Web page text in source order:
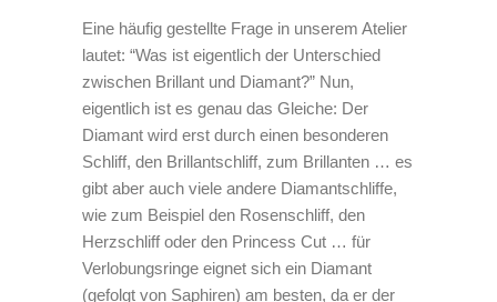
Eine häufig gestellte Frage in unserem Atelier
lautet: “Was ist eigentlich der Unterschied
zwischen Brillant und Diamant?” Nun,
eigentlich ist es genau das Gleiche: Der
Diamant wird erst durch einen besonderen
Schliff, den Brillantschliff, zum Brillanten … es
gibt aber auch viele andere Diamantschliffe,
wie zum Beispiel den Rosenschliff, den
Herzschliff oder den Princess Cut … für
Verlobungsringe eignet sich ein Diamant
(gefolgt von Saphiren) am besten, da er der